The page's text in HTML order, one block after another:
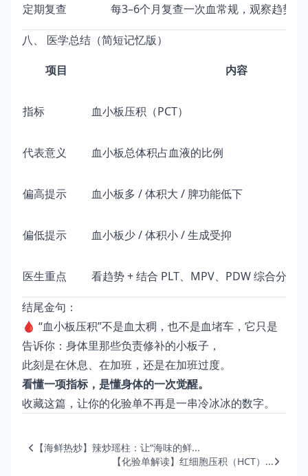
定期复查 每3–6个月复查一次血常规，观察趋势。
八、 医学总结（简短记忆版）
项目
内容
指标 血小板压积（PCT）
代表意义 血小板总体积占血液的比例
偏高提示 血小板多 / 体积大 / 脾功能低下
偏低提示 血小板少 / 体积小 / 生成受抑
医生重点 看趋势 + 结合 PLT、MPV、PDW 综合分析
结尾金句：
🩸 “血小板压积”不是血太稠，也不是血堵车，它只是
告诉你：身体里那些负责修补的小板子，
此刻是在休息、在加班，还是在加班过度。
看懂一项指标，是懂身体的一次觉醒。
收藏这篇，让你的化验单不再是一串冷冰冰的数字。
【海鲜热炒】辣炒瑶柱：让“海味的鲜...
【化验单解读】红细胞压积（HCT）...